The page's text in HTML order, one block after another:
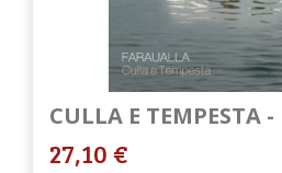
CULLA E TEMPESTA
27,10 €